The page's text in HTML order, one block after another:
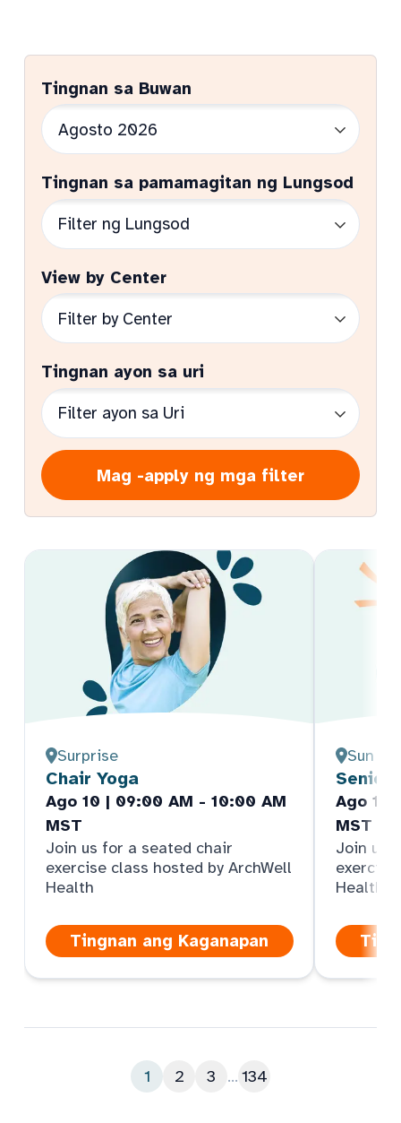
Tingnan sa Buwan
Tingnan sa pamamagitan ng Lungsod
View by Center
Tingnan ayon sa uri
Mag -apply ng mga filter
Surprise
Chair Yoga
Ago 10 | 09:00 AM - 10:00 AM
MST
Join us for a seated chair
exercise class hosted by ArchWell
Health
Tingnan ang Kaganapan
Sun
Senior
Ago 10
MST
Join us
Health
1 2 3 ... 134